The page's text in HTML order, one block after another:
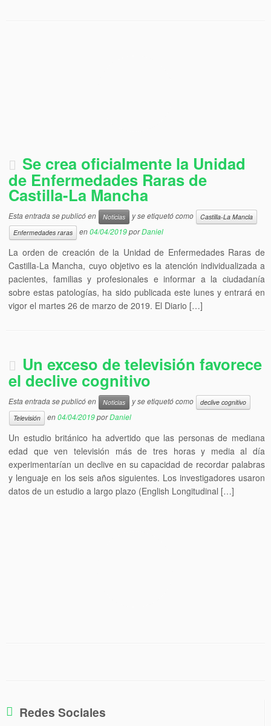
Se crea oficialmente la Unidad
de Enfermedades Raras de
Castilla-La Mancha
Esta entrada se publicó en Noticias y se etiquetó como
Castilla-La Mancla
Enfermedades raras
en04/04/2019porDaniel
La orden de creación de la Unidad de Enfermedades Raras de
Castilla-La Mancha, cuyo objetivo es la atención individualizada a
pacientes, familias y profesionales e informar a la ciudadanía
sobre estas patologías, ha sido publicada este lunes y entrará en
vigor el martes 26 de marzo de 2019. El Diario […]
Un exceso de televisión favorece
el declive cognitivo
Esta entrada se publicó en Noticias y se etiquetó como
declive cognitivo
Televisión
en04/04/2019porDaniel
Un estudio británico ha advertido que las personas de mediana
edad que ven televisión más de tres horas y media al día
experimentarían un declive en su capacidad de recordar palabras
y lenguaje en los seis años siguientes. Los investigadores usaron
datos de un estudio a largo plazo (English Longitudinal […]
Redes Sociales